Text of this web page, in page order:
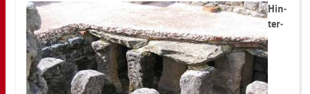
Hin­
ter­